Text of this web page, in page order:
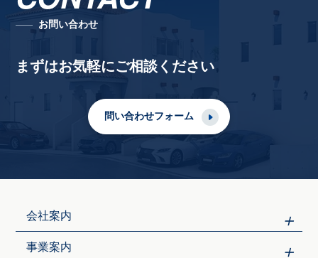
お問い合わせ
まずはお気軽にご相談ください
問い合わせフォーム
会社案内
事業案内